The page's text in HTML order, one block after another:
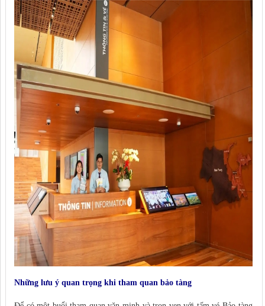
Những lưu ý quan trọng khi tham quan bảo tàng